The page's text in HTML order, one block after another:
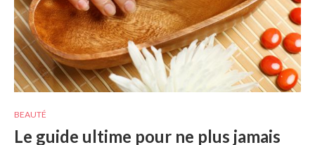
BEAUTÉ
Le guide ultime pour ne plus jamais